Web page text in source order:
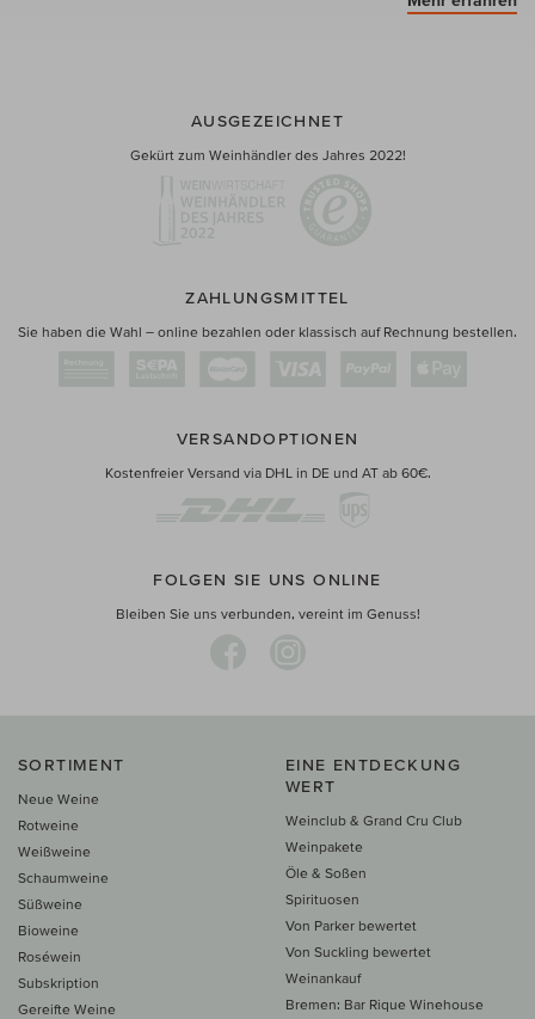
AUSGEZEICHNET
Gekürt zum Weinhändler des Jahres 2022!
ZAHLUNGSMITTEL
Sie haben die Wahl – online bezahlen oder klassisch auf Rechnung bestellen.
VERSANDOPTIONEN
Kostenfreier Versand via DHL in DE und AT ab 60€.
FOLGEN SIE UNS ONLINE
Bleiben Sie uns verbunden, vereint im Genuss!
SORTIMENT
Neue Weine
Rotweine
Weißweine
Schaumweine
Süßweine
Bioweine
Roséwein
Subskription
Gereifte Weine
EINE ENTDECKUNG
WERT
Weinclub & Grand Cru Club
Weinpakete
Öle & Soßen
Spirituosen
Von Parker bewertet
Von Suckling bewertet
Weinankauf
Bremen: Bar Rique Winehouse